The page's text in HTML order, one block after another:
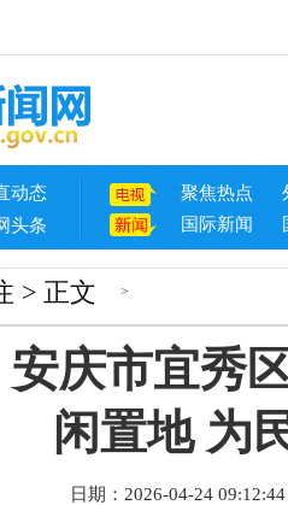
动态
头条
聚焦热点
国际新闻
>
> 正文
安庆市宜秀
闲置地 为
日期：2026-04-24 09:12:44